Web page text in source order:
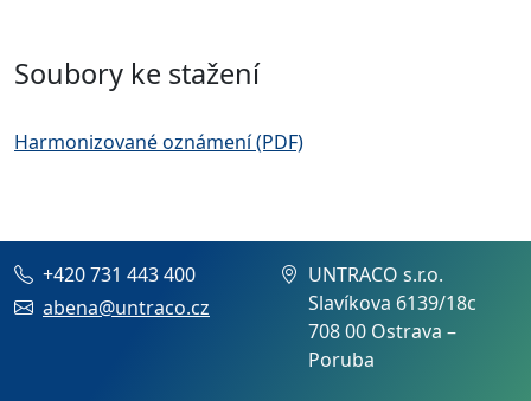
Soubory ke stažení
Harmonizované oznámení (PDF)
+420 731 443 400
abena@untraco.cz
UNTRACO s.r.o.
Slavíkova 6139/18c
708 00 Ostrava –
Poruba